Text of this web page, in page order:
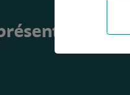
sur